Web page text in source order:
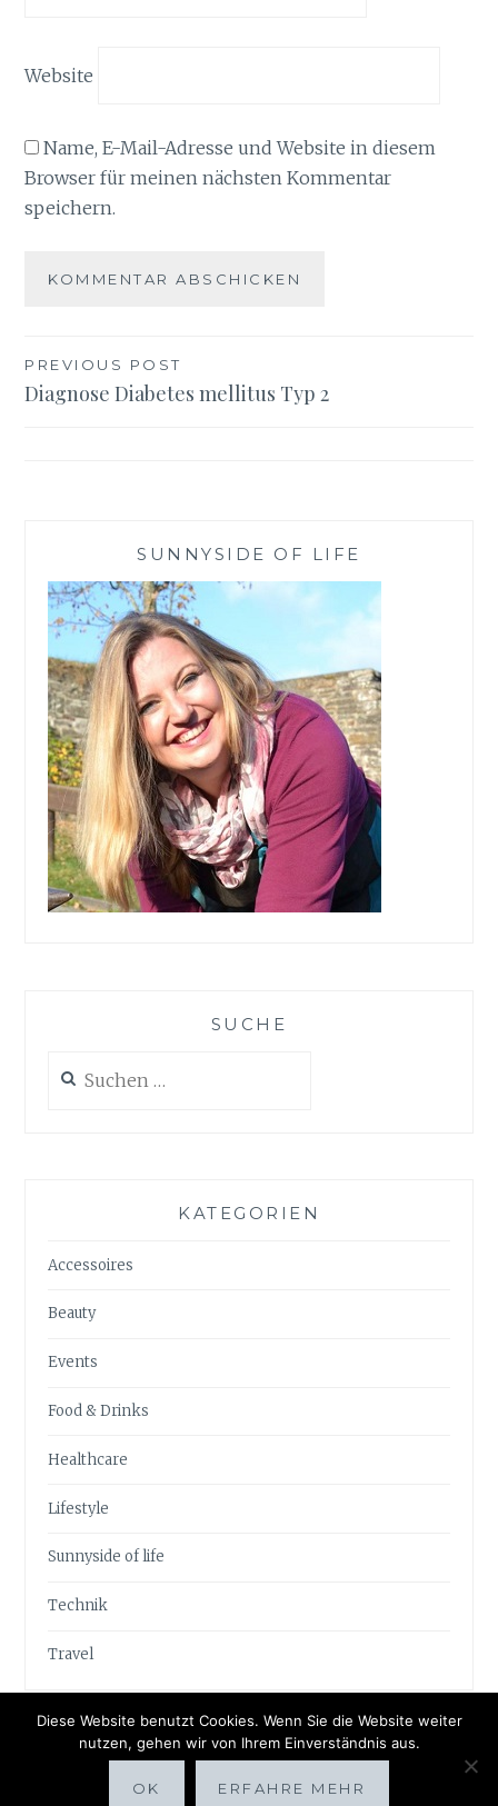
Website
Name, E-Mail-Adresse und Website in diesem
Browser für meinen nächsten Kommentar
speichern.
Beitragsnavigation
PREVIOUS POST
Diagnose Diabetes mellitus Typ 2
SUNNYSIDE OF LIFE
SUCHE
nach:
KATEGORIEN
Accessoires
Beauty
Events
Food & Drinks
Healthcare
Lifestyle
Sunnyside of life
Technik
Travel
Diese Website benutzt Cookies. Wenn Sie die Website weiter
nutzen, gehen wir von Ihrem Einverständnis aus.
OK ERFAHRE MEHR